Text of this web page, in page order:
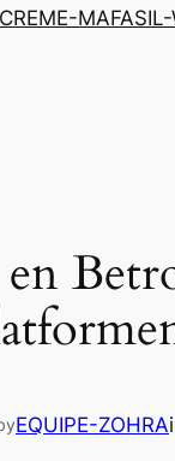
CREME-
EQUIPE-ZOHRA